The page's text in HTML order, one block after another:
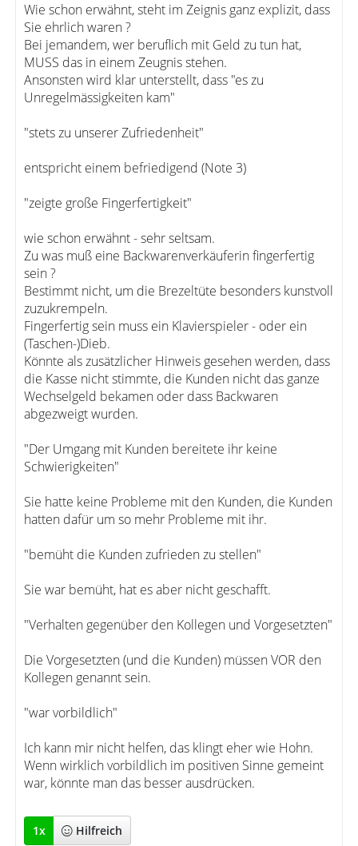
Wie schon erwähnt, steht im Zeignis ganz explizit, dass
Sie ehrlich waren ?
Bei jemandem, wer beruflich mit Geld zu tun hat,
MUSS das in einem Zeugnis stehen.
Ansonsten wird klar unterstellt, dass "es zu
Unregelmässigkeiten kam"
"stets zu unserer Zufriedenheit"
entspricht einem befriedigend (Note 3)
"zeigte große Fingerfertigkeit"
wie schon erwähnt - sehr seltsam.
Zu was muß eine Backwarenverkäuferin fingerfertig
sein ?
Bestimmt nicht, um die Brezeltüte besonders kunstvoll
zuzukrempeln.
Fingerfertig sein muss ein Klavierspieler - oder ein
(Taschen-)Dieb.
Könnte als zusätzlicher Hinweis gesehen werden, dass
die Kasse nicht stimmte, die Kunden nicht das ganze
Wechselgeld bekamen oder dass Backwaren
abgezweigt wurden.
"Der Umgang mit Kunden bereitete ihr keine
Schwierigkeiten"
Sie hatte keine Probleme mit den Kunden, die Kunden
hatten dafür um so mehr Probleme mit ihr.
"bemüht die Kunden zufrieden zu stellen"
Sie war bemüht, hat es aber nicht geschafft.
"Verhalten gegenüber den Kollegen und Vorgesetzten"
Die Vorgesetzten (und die Kunden) müssen VOR den
Kollegen genannt sein.
"war vorbildlich"
Ich kann mir nicht helfen, das klingt eher wie Hohn.
Wenn wirklich vorbildlich im positiven Sinne gemeint
war, könnte man das besser ausdrücken.
1x Hilfreich